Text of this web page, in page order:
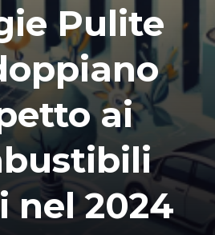
Pulite
ai
nel 2024